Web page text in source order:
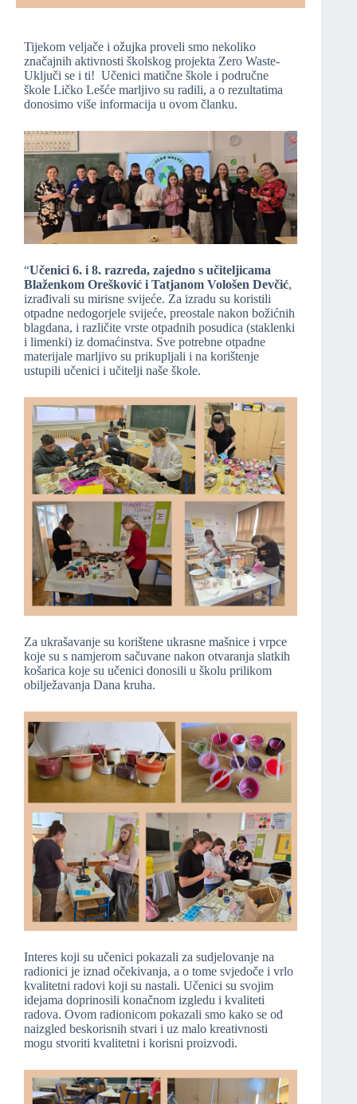
Tijekom veljače i ožujka proveli smo nekoliko
značajnih aktivnosti školskog projekta Zero Waste-
Uključi se i ti! Učenici matične škole i područne
škole Ličko Lešće marljivo su radili, a o rezultatima
donosimo više informacija u ovom članku.
“Učenici 6. i 8. razreda, zajedno s učiteljicama
Blaženkom Orešković i Tatjanom Vološen Devčić,
izrađivali su mirisne svijeće. Za izradu su koristili
otpadne nedogorjele svijeće, preostale nakon božićnih
blagdana, i različite vrste otpadnih posudica (staklenki
i limenki) iz domaćinstva. Sve potrebne otpadne
materijale marljivo su prikupljali i na korištenje
ustupili učenici i učitelji naše škole.
Za ukrašavanje su korištene ukrasne mašnice i vrpce
koje su s namjerom sačuvane nakon otvaranja slatkih
košarica koje su učenici donosili u školu prilikom
obilježavanja Dana kruha.
Interes koji su učenici pokazali za sudjelovanje na
radionici je iznad očekivanja, a o tome svjedoče i vrlo
kvalitetni radovi koji su nastali. Učenici su svojim
idejama doprinosili konačnom izgledu i kvaliteti
radova. Ovom radionicom pokazali smo kako se od
naizgled beskorisnih stvari i uz malo kreativnosti
mogu stvoriti kvalitetni i korisni proizvodi.